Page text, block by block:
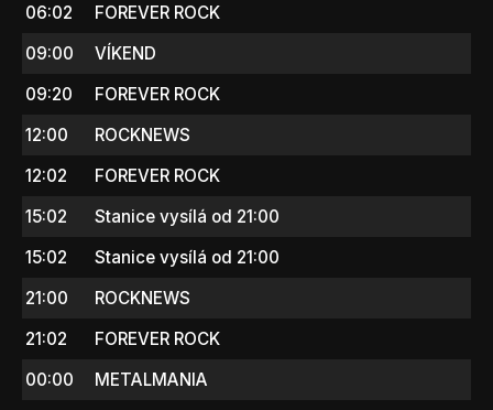
06:02
FOREVER ROCK
09:00
VÍKEND
09:20
FOREVER ROCK
12:00
ROCKNEWS
12:02
FOREVER ROCK
15:02
Stanice vysílá od 21:00
15:02
Stanice vysílá od 21:00
21:00
ROCKNEWS
21:02
FOREVER ROCK
00:00
METALMANIA